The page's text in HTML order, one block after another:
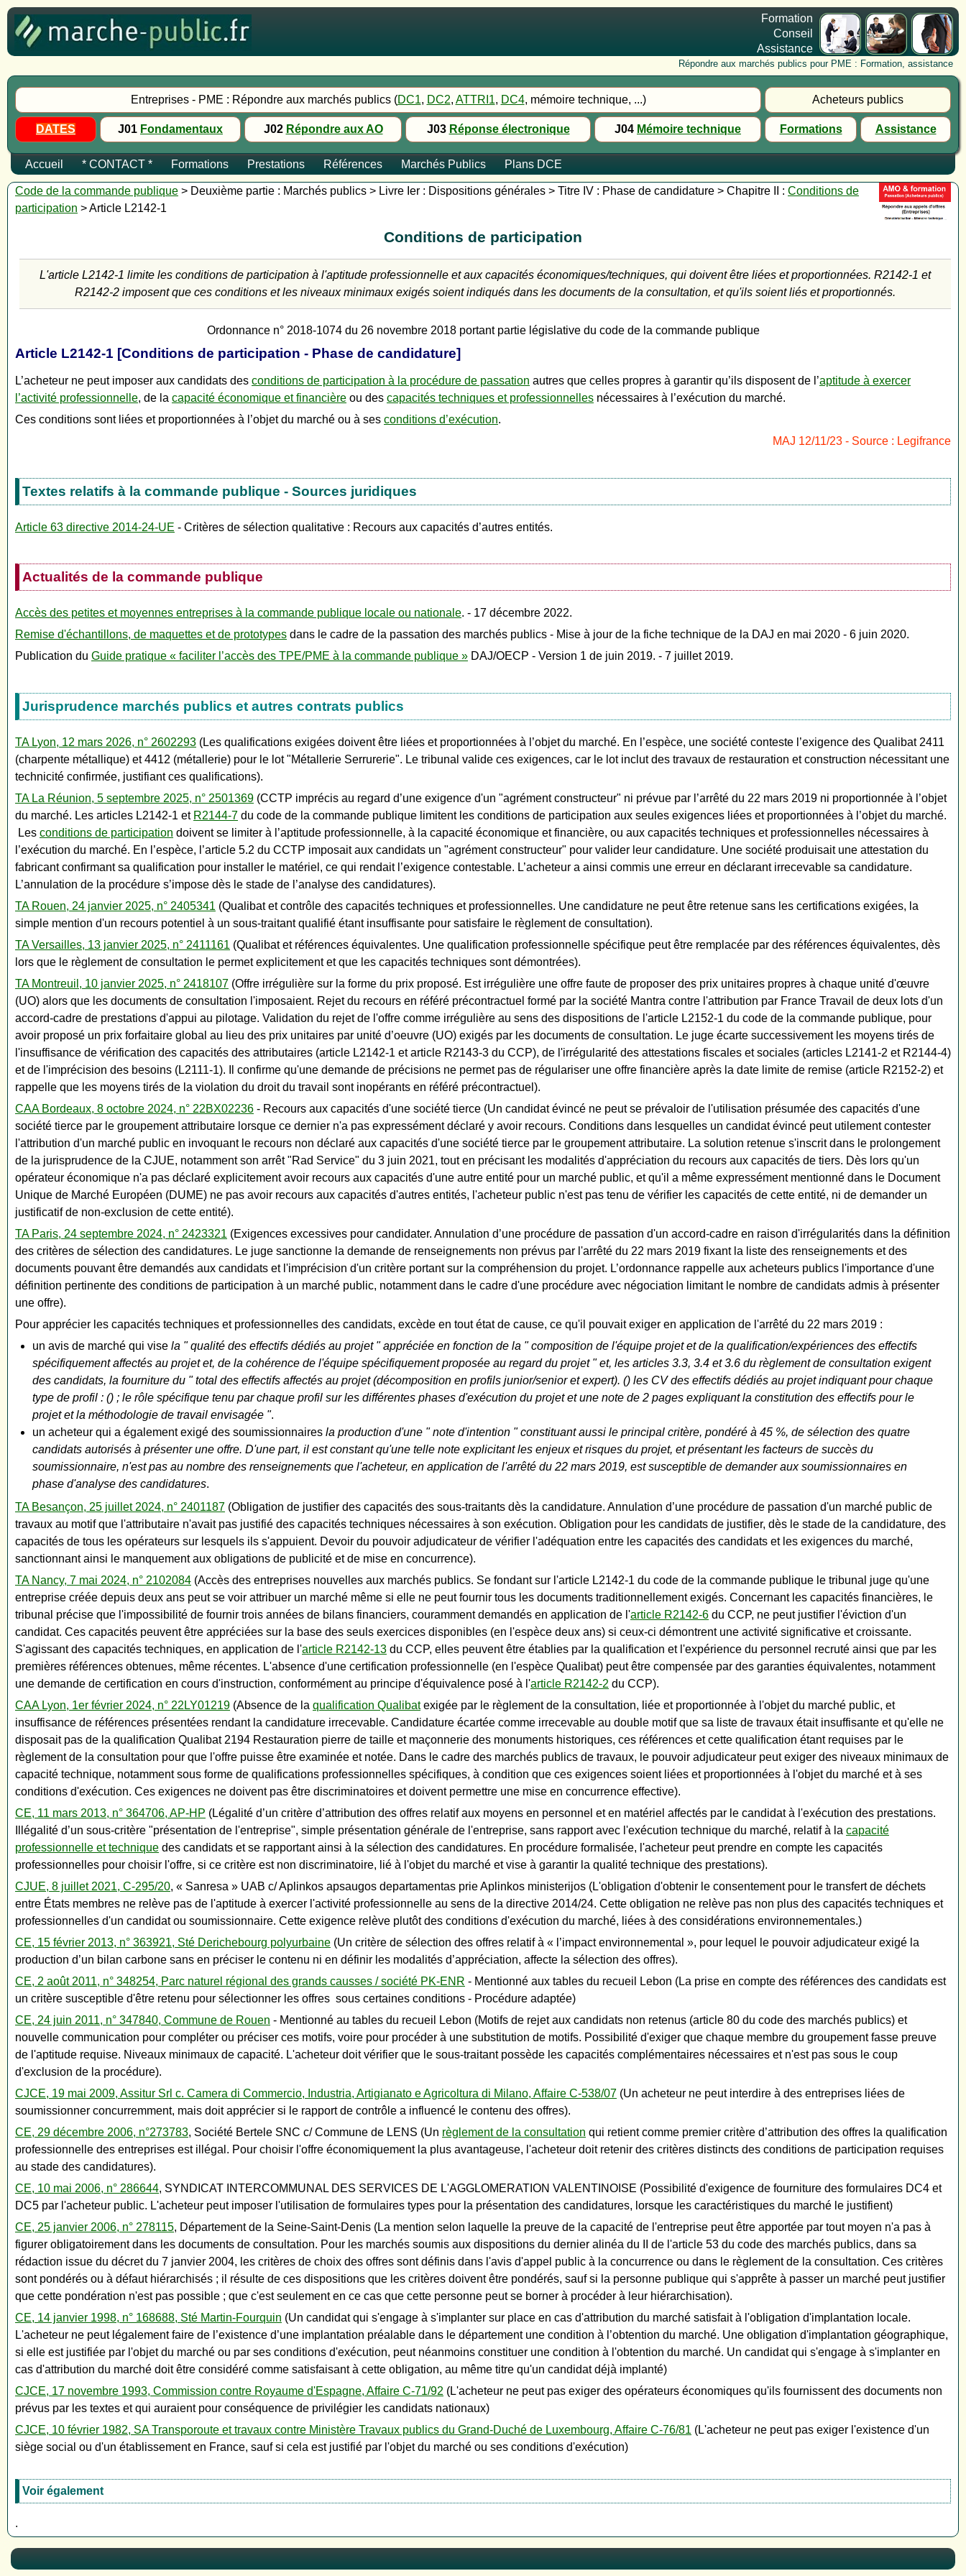
Formation
Conseil
Assistance
Répondre aux marchés publics pour PME : Formation, assistance
Entreprises - PME : Répondre aux marchés publics (DC1, DC2, ATTRI1, DC4, mémoire technique, ...) Acheteurs publics
DATES J01 Fondamentaux J02 Répondre aux AO J03 Réponse électronique J04 Mémoire technique Formations Assistance
Accueil * CONTACT * Formations Prestations Références Marchés Publics Plans DCE
Code de la commande publique > Deuxième partie : Marchés publics > Livre Ier : Dispositions générales > Titre IV : Phase de candidature > Chapitre II : Conditions de
participation > Article L2142-1
Conditions de participation
L'article L2142-1 limite les conditions de participation à l'aptitude professionnelle et aux capacités économiques/techniques, qui doivent être liées et proportionnées. R2142-1 et
R2142-2 imposent que ces conditions et les niveaux minimaux exigés soient indiqués dans les documents de la consultation, et qu'ils soient liés et proportionnés.
Ordonnance n° 2018-1074 du 26 novembre 2018 portant partie législative du code de la commande publique
Article L2142-1 [Conditions de participation - Phase de candidature]
L’acheteur ne peut imposer aux candidats des conditions de participation à la procédure de passation autres que celles propres à garantir qu’ils disposent de l’aptitude à exercer
l’activité professionnelle, de la capacité économique et financière ou des capacités techniques et professionnelles nécessaires à l’exécution du marché.
Ces conditions sont liées et proportionnées à l’objet du marché ou à ses conditions d’exécution.
MAJ 12/11/23 - Source : Legifrance
Textes relatifs à la commande publique - Sources juridiques
Article 63 directive 2014-24-UE - Critères de sélection qualitative : Recours aux capacités d’autres entités.
Actualités de la commande publique
Accès des petites et moyennes entreprises à la commande publique locale ou nationale. - 17 décembre 2022.
Remise d'échantillons, de maquettes et de prototypes dans le cadre de la passation des marchés publics - Mise à jour de la fiche technique de la DAJ en mai 2020 - 6 juin 2020.
Publication du Guide pratique « faciliter l’accès des TPE/PME à la commande publique » DAJ/OECP - Version 1 de juin 2019. - 7 juillet 2019.
Jurisprudence marchés publics et autres contrats publics
TA Lyon, 12 mars 2026, n° 2602293 (Les qualifications exigées doivent être liées et proportionnées à l’objet du marché. En l’espèce, une société conteste l’exigence des Qualibat 2411
(charpente métallique) et 4412 (métallerie) pour le lot "Métallerie Serrurerie". Le tribunal valide ces exigences, car le lot inclut des travaux de restauration et construction nécessitant une
technicité confirmée, justifiant ces qualifications).
TA La Réunion, 5 septembre 2025, n° 2501369 (CCTP imprécis au regard d’une exigence d'un "agrément constructeur" ni prévue par l’arrêté du 22 mars 2019 ni proportionnée à l’objet
du marché. Les articles L2142-1 et R2144-7 du code de la commande publique limitent les conditions de participation aux seules exigences liées et proportionnées à l’objet du marché.
Les conditions de participation doivent se limiter à l’aptitude professionnelle, à la capacité économique et financière, ou aux capacités techniques et professionnelles nécessaires à
l’exécution du marché. En l’espèce, l’article 5.2 du CCTP imposait aux candidats un "agrément constructeur" pour valider leur candidature. Une société produisait une attestation du
fabricant confirmant sa qualification pour installer le matériel, ce qui rendait l’exigence contestable. L’acheteur a ainsi commis une erreur en déclarant irrecevable sa candidature.
L’annulation de la procédure s’impose dès le stade de l’analyse des candidatures).
TA Rouen, 24 janvier 2025, n° 2405341 (Qualibat et contrôle des capacités techniques et professionnelles. Une candidature ne peut être retenue sans les certifications exigées, la
simple mention d'un recours potentiel à un sous-traitant qualifié étant insuffisante pour satisfaire le règlement de consultation).
TA Versailles, 13 janvier 2025, n° 2411161 (Qualibat et références équivalentes. Une qualification professionnelle spécifique peut être remplacée par des références équivalentes, dès
lors que le règlement de consultation le permet explicitement et que les capacités techniques sont démontrées).
TA Montreuil, 10 janvier 2025, n° 2418107 (Offre irrégulière sur la forme du prix proposé. Est irrégulière une offre faute de proposer des prix unitaires propres à chaque unité d'œuvre
(UO) alors que les documents de consultation l'imposaient. Rejet du recours en référé précontractuel formé par la société Mantra contre l'attribution par France Travail de deux lots d'un
accord-cadre de prestations d'appui au pilotage. Validation du rejet de l'offre comme irrégulière au sens des dispositions de l'article L2152-1 du code de la commande publique, pour
avoir proposé un prix forfaitaire global au lieu des prix unitaires par unité d’oeuvre (UO) exigés par les documents de consultation. Le juge écarte successivement les moyens tirés de
l'insuffisance de vérification des capacités des attributaires (article L2142-1 et article R2143-3 du CCP), de l'irrégularité des attestations fiscales et sociales (articles L2141-2 et R2144-4)
et de l'imprécision des besoins (L2111-1). Il confirme qu'une demande de précisions ne permet pas de régulariser une offre financière après la date limite de remise (article R2152-2) et
rappelle que les moyens tirés de la violation du droit du travail sont inopérants en référé précontractuel).
CAA Bordeaux, 8 octobre 2024, n° 22BX02236 - Recours aux capacités d'une société tierce (Un candidat évincé ne peut se prévaloir de l'utilisation présumée des capacités d'une
société tierce par le groupement attributaire lorsque ce dernier n'a pas expressément déclaré y avoir recours. Conditions dans lesquelles un candidat évincé peut utilement contester
l'attribution d'un marché public en invoquant le recours non déclaré aux capacités d'une société tierce par le groupement attributaire. La solution retenue s'inscrit dans le prolongement
de la jurisprudence de la CJUE, notamment son arrêt "Rad Service" du 3 juin 2021, tout en précisant les modalités d'appréciation du recours aux capacités de tiers. Dès lors qu'un
opérateur économique n'a pas déclaré explicitement avoir recours aux capacités d'une autre entité pour un marché public, et qu'il a même expressément mentionné dans le Document
Unique de Marché Européen (DUME) ne pas avoir recours aux capacités d'autres entités, l'acheteur public n'est pas tenu de vérifier les capacités de cette entité, ni de demander un
justificatif de non-exclusion de cette entité).
TA Paris, 24 septembre 2024, n° 2423321 (Exigences excessives pour candidater. Annulation d’une procédure de passation d'un accord-cadre en raison d'irrégularités dans la définition
des critères de sélection des candidatures. Le juge sanctionne la demande de renseignements non prévus par l'arrêté du 22 mars 2019 fixant la liste des renseignements et des
documents pouvant être demandés aux candidats et l'imprécision d'un critère portant sur la compréhension du projet. L’ordonnance rappelle aux acheteurs publics l'importance d'une
définition pertinente des conditions de participation à un marché public, notamment dans le cadre d'une procédure avec négociation limitant le nombre de candidats admis à présenter
une offre).
Pour apprécier les capacités techniques et professionnelles des candidats, excède en tout état de cause, ce qu'il pouvait exiger en application de l'arrêté du 22 mars 2019 :
un avis de marché qui vise la " qualité des effectifs dédiés au projet " appréciée en fonction de la " composition de l'équipe projet et de la qualification/expériences des effectifs
spécifiquement affectés au projet et, de la cohérence de l'équipe spécifiquement proposée au regard du projet " et, les articles 3.3, 3.4 et 3.6 du règlement de consultation exigent
des candidats, la fourniture du " total des effectifs affectés au projet (décomposition en profils junior/senior et expert). () les CV des effectifs dédiés au projet indiquant pour chaque
type de profil : () ; le rôle spécifique tenu par chaque profil sur les différentes phases d'exécution du projet et une note de 2 pages expliquant la constitution des effectifs pour le
projet et la méthodologie de travail envisagée ".
un acheteur qui a également exigé des soumissionnaires la production d'une " note d'intention " constituant aussi le principal critère, pondéré à 45 %, de sélection des quatre
candidats autorisés à présenter une offre. D'une part, il est constant qu'une telle note explicitant les enjeux et risques du projet, et présentant les facteurs de succès du
soumissionnaire, n'est pas au nombre des renseignements que l'acheteur, en application de l'arrêté du 22 mars 2019, est susceptible de demander aux soumissionnaires en
phase d'analyse des candidatures.
TA Besançon, 25 juillet 2024, n° 2401187 (Obligation de justifier des capacités des sous-traitants dès la candidature. Annulation d’une procédure de passation d'un marché public de
travaux au motif que l'attributaire n'avait pas justifié des capacités techniques nécessaires à son exécution. Obligation pour les candidats de justifier, dès le stade de la candidature, des
capacités de tous les opérateurs sur lesquels ils s'appuient. Devoir du pouvoir adjudicateur de vérifier l'adéquation entre les capacités des candidats et les exigences du marché,
sanctionnant ainsi le manquement aux obligations de publicité et de mise en concurrence).
TA Nancy, 7 mai 2024, n° 2102084 (Accès des entreprises nouvelles aux marchés publics. Se fondant sur l'article L2142-1 du code de la commande publique le tribunal juge qu'une
entreprise créée depuis deux ans peut se voir attribuer un marché même si elle ne peut fournir tous les documents traditionnellement exigés. Concernant les capacités financières, le
tribunal précise que l'impossibilité de fournir trois années de bilans financiers, couramment demandés en application de l'article R2142-6 du CCP, ne peut justifier l'éviction d'un
candidat. Ces capacités peuvent être appréciées sur la base des seuls exercices disponibles (en l'espèce deux ans) si ceux-ci démontrent une activité significative et croissante.
S'agissant des capacités techniques, en application de l'article R2142-13 du CCP, elles peuvent être établies par la qualification et l'expérience du personnel recruté ainsi que par les
premières références obtenues, même récentes. L'absence d'une certification professionnelle (en l'espèce Qualibat) peut être compensée par des garanties équivalentes, notamment
une demande de certification en cours d'instruction, conformément au principe d'équivalence posé à l'article R2142-2 du CCP).
CAA Lyon, 1er février 2024, n° 22LY01219 (Absence de la qualification Qualibatexigée par le règlement de la consultation, liée et proportionnée à l'objet du marché public, et
insuffisance de références présentées rendant la candidature irrecevable. Candidature écartée comme irrecevable au double motif que sa liste de travaux était insuffisante et qu'elle ne
disposait pas de la qualification Qualibat 2194 Restauration pierre de taille et maçonnerie des monuments historiques, ces références et cette qualification étant requises par le
règlement de la consultation pour que l'offre puisse être examinée et notée. Dans le cadre des marchés publics de travaux, le pouvoir adjudicateur peut exiger des niveaux minimaux de
capacité technique, notamment sous forme de qualifications professionnelles spécifiques, à condition que ces exigences soient liées et proportionnées à l'objet du marché et à ses
conditions d'exécution. Ces exigences ne doivent pas être discriminatoires et doivent permettre une mise en concurrence effective).
CE, 11 mars 2013, n° 364706, AP-HP (Légalité d’un critère d’attribution des offres relatif aux moyens en personnel et en matériel affectés par le candidat à l'exécution des prestations.
Illégalité d’un sous-critère "présentation de l'entreprise", simple présentation générale de l'entreprise, sans rapport avec l'exécution technique du marché, relatif à la capacité
professionnelle et technique des candidats et se rapportant ainsi à la sélection des candidatures. En procédure formalisée, l'acheteur peut prendre en compte les capacités
professionnelles pour choisir l'offre, si ce critère est non discriminatoire, lié à l'objet du marché et vise à garantir la qualité technique des prestations).
CJUE, 8 juillet 2021, C-295/20, « Sanresa » UAB c/ Aplinkos apsaugos departamentas prie Aplinkos ministerijos (L'obligation d'obtenir le consentement pour le transfert de déchets
entre États membres ne relève pas de l'aptitude à exercer l'activité professionnelle au sens de la directive 2014/24. Cette obligation ne relève pas non plus des capacités techniques et
professionnelles d'un candidat ou soumissionnaire. Cette exigence relève plutôt des conditions d'exécution du marché, liées à des considérations environnementales.)
CE, 15 février 2013, n° 363921, Sté Derichebourg polyurbaine (Un critère de sélection des offres relatif à « l’impact environnemental », pour lequel le pouvoir adjudicateur exigé la
production d’un bilan carbone sans en préciser le contenu ni en définir les modalités d’appréciation, affecte la sélection des offres).
CE, 2 août 2011, n° 348254, Parc naturel régional des grands causses / société PK-ENR - Mentionné aux tables du recueil Lebon (La prise en compte des références des candidats est
un critère susceptible d'être retenu pour sélectionner les offres sous certaines conditions - Procédure adaptée)
CE, 24 juin 2011, n° 347840, Commune de Rouen - Mentionné au tables du recueil Lebon (Motifs de rejet aux candidats non retenus (article 80 du code des marchés publics) et
nouvelle communication pour compléter ou préciser ces motifs, voire pour procéder à une substitution de motifs. Possibilité d'exiger que chaque membre du groupement fasse preuve
de l'aptitude requise. Niveaux minimaux de capacité. L'acheteur doit vérifier que le sous-traitant possède les capacités complémentaires nécessaires et n'est pas sous le coup
d'exclusion de la procédure).
CJCE, 19 mai 2009, Assitur Srl c. Camera di Commercio, Industria, Artigianato e Agricoltura di Milano, Affaire C-538/07 (Un acheteur ne peut interdire à des entreprises liées de
soumissionner concurremment, mais doit apprécier si le rapport de contrôle a influencé le contenu des offres).
CE, 29 décembre 2006, n°273783, Société Bertele SNC c/ Commune de LENS (Un règlement de la consultation qui retient comme premier critère d’attribution des offres la qualification
professionnelle des entreprises est illégal. Pour choisir l'offre économiquement la plus avantageuse, l'acheteur doit retenir des critères distincts des conditions de participation requises
au stade des candidatures).
CE, 10 mai 2006, n° 286644, SYNDICAT INTERCOMMUNAL DES SERVICES DE L'AGGLOMERATION VALENTINOISE (Possibilité d'exigence de fourniture des formulaires DC4 et
DC5 par l'acheteur public. L'acheteur peut imposer l'utilisation de formulaires types pour la présentation des candidatures, lorsque les caractéristiques du marché le justifient)
CE, 25 janvier 2006, n° 278115, Département de la Seine-Saint-Denis (La mention selon laquelle la preuve de la capacité de l'entreprise peut être apportée par tout moyen n'a pas à
figurer obligatoirement dans les documents de consultation. Pour les marchés soumis aux dispositions du dernier alinéa du II de l'article 53 du code des marchés publics, dans sa
rédaction issue du décret du 7 janvier 2004, les critères de choix des offres sont définis dans l'avis d'appel public à la concurrence ou dans le règlement de la consultation. Ces critères
sont pondérés ou à défaut hiérarchisés ; il résulte de ces dispositions que les critères doivent être pondérés, sauf si la personne publique qui s'apprête à passer un marché peut justifier
que cette pondération n'est pas possible ; que c'est seulement en ce cas que cette personne peut se borner à procéder à leur hiérarchisation).
CE, 14 janvier 1998, n° 168688, Sté Martin-Fourquin (Un candidat qui s'engage à s'implanter sur place en cas d'attribution du marché satisfait à l'obligation d'implantation locale.
L'acheteur ne peut légalement faire de l’existence d’une implantation préalable dans le département une condition à l’obtention du marché. Une obligation d'implantation géographique,
si elle est justifiée par l'objet du marché ou par ses conditions d'exécution, peut néanmoins constituer une condition à l'obtention du marché. Un candidat qui s'engage à s'implanter en
cas d'attribution du marché doit être considéré comme satisfaisant à cette obligation, au même titre qu'un candidat déjà implanté)
CJCE, 17 novembre 1993, Commission contre Royaume d'Espagne, Affaire C-71/92 (L'acheteur ne peut pas exiger des opérateurs économiques qu'ils fournissent des documents non
prévus par les textes et qui auraient pour conséquence de privilégier les candidats nationaux)
CJCE, 10 février 1982, SA Transporoute et travaux contre Ministère Travaux publics du Grand-Duché de Luxembourg, Affaire C-76/81 (L'acheteur ne peut pas exiger l'existence d'un
siège social ou d'un établissement en France, sauf si cela est justifié par l'objet du marché ou ses conditions d'exécution)
Voir également
.